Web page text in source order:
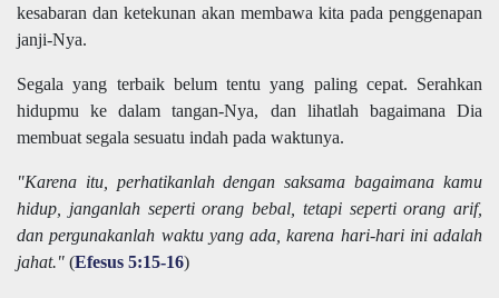
kesabaran dan ketekunan akan membawa kita pada penggenapan
janji-Nya.
Segala yang terbaik belum tentu yang paling cepat. Serahkan
hidupmu ke dalam tangan-Nya, dan lihatlah bagaimana Dia
membuat segala sesuatu indah pada waktunya.
"Karena itu, perhatikanlah dengan saksama bagaimana kamu
hidup, janganlah seperti orang bebal, tetapi seperti orang arif,
dan pergunakanlah waktu yang ada, karena hari-hari ini adalah
jahat." (Efesus 5:15-16)